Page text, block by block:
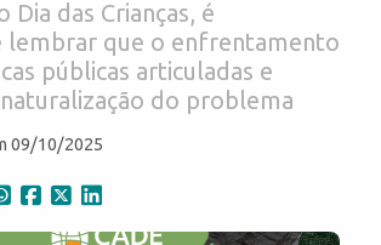
Dia das Crianças, é
lembrar que o enfrentamento
públicas articuladas e
do problema
09/10/2025